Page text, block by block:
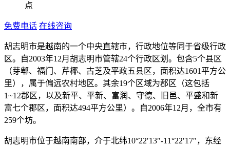
点
免费电话 在线咨询
胡志明市是越南的一个中央直辖市，行政地位等同于省级行政
区。自2003年12月胡志明市管辖24个行政区划。包含5个县区
（芽郫、福门、芹椰、古芝及平政五县区，面积达1601平方公
里），属于偏远农村地区。其余19个区域为郡区（这包括
1~12郡区，以及新平、平新、富润、守德、旧邑、平盛和新
富七个郡区，面积达494平方公里）。自2006年12月，全市有
259个坊。
胡志明市位于越南南部，介于北纬10°22′13″-11°22′17″，东经